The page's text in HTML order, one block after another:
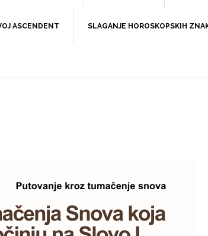
ASCENDENT SLAGANJE HOROSKOPSKIH